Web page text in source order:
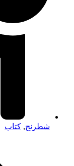
شطرنج, کتاب